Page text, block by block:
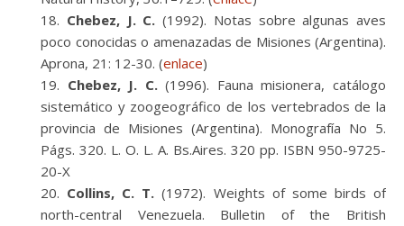
Chebez, J. C. (1992). Notas sobre algunas aves
poco conocidas o amenazadas de Misiones (Argentina).
Aprona, 21: 12-30. (enlace)
Chebez, J. C.(1996). Fauna misionera, catálogo
sistemático y zoogeográfico de los vertebrados de la
provincia de Misiones (Argentina). Monografía No 5.
Págs. 320. L. O. L. A. Bs.Aires. 320 pp. ISBN 950-9725-
20-X
Collins, C. T. (1972). Weights of some birds of
north-central Venezuela. Bulletin of the British